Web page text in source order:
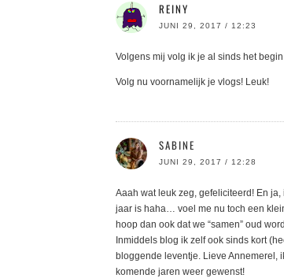
REINY
JUNI 29, 2017 / 12:23
Volgens mij volg ik je al sinds het
Volg nu voornamelijk je vlogs! Leuk!
SABINE
JUNI 29, 2017 / 12:28
Aaah wat leuk zeg, gefeliciteerd! En
jaar is haha… voel me nu toch een
hoop dan ook dat we “samen” oud
Inmiddels blog ik zelf ook sinds kort
bloggende leventje. Lieve Annemerel,
komende jaren weer gewenst!